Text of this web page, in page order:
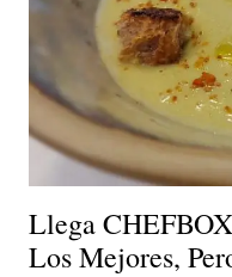
Llega
Los Mejores,